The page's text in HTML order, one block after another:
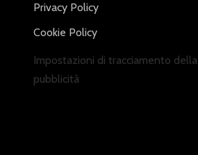
Privacy Policy
Cookie Policy
Impostazioni di tracciamento della
pubblicità